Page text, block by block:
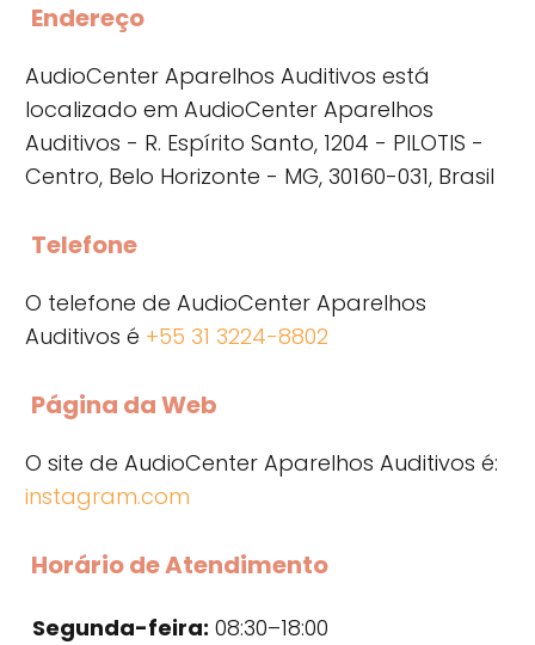
Endereço
AudioCenter Aparelhos Auditivos está
localizado em AudioCenter Aparelhos
Auditivos - R. Espírito Santo, 1204 - PILOTIS -
Centro, Belo Horizonte - MG, 30160-031, Brasil
Telefone
O telefone de AudioCenter Aparelhos
Auditivos é +55 31 3224-8802
Página da Web
O site de AudioCenter Aparelhos Auditivos é:
instagram.com
Horário de Atendimento
Segunda-feira: 08:30–18:00